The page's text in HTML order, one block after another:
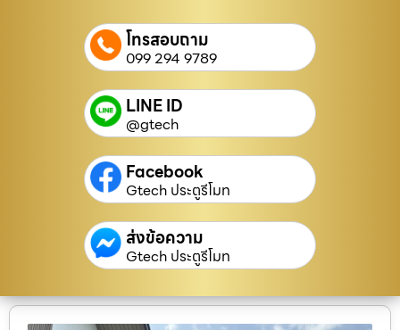
โทรสอบถาม
099 294 9789
LINE ID
@gtech
Facebook
Gtech ประตูรีโมท
ส่งข้อความ
Gtech ประตูรีโมท